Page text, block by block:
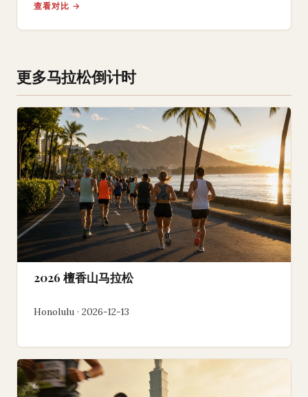
查看对比 →
更多马拉松倒计时
2026 檀香山马拉松
Honolulu · 2026-12-13